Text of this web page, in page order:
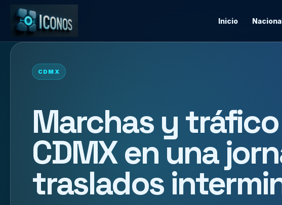
Inicio
CDMX
Marchas y
CDMX en una
traslados